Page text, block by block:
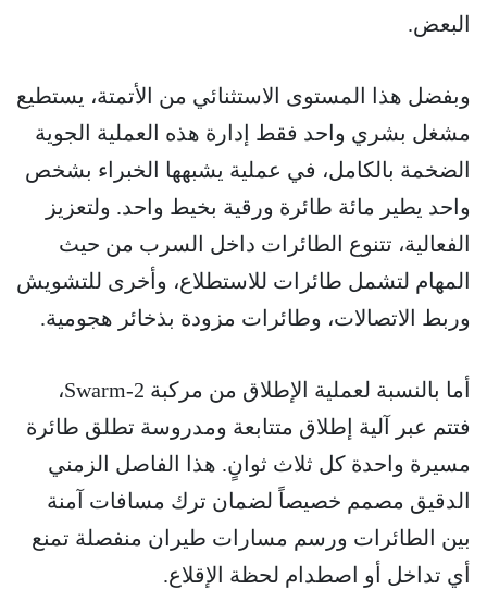
البعض.
وبفضل هذا المستوى الاستثنائي من الأتمتة، يستطيع
مشغل بشري واحد فقط إدارة هذه العملية الجوية
الضخمة بالكامل، في عملية يشبهها الخبراء بشخص
واحد يطير مائة طائرة ورقية بخيط واحد. ولتعزيز
الفعالية، تتنوع الطائرات داخل السرب من حيث
المهام لتشمل طائرات للاستطلاع، وأخرى للتشويش
وربط الاتصالات، وطائرات مزودة بذخائر هجومية.
أما بالنسبة لعملية الإطلاق من مركبة Swarm-2،
فتتم عبر آلية إطلاق متتابعة ومدروسة تطلق طائرة
مسيرة واحدة كل ثلاث ثوانٍ. هذا الفاصل الزمني
الدقيق مصمم خصيصاً لضمان ترك مسافات آمنة
بين الطائرات ورسم مسارات طيران منفصلة تمنع
أي تداخل أو اصطدام لحظة الإقلاع.